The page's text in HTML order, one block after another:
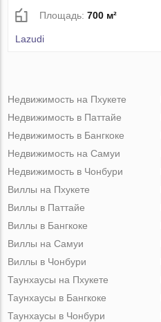
Площадь:700 м²
Lazudi
Недвижимость на Пхукете
Недвижимость в Паттайе
Недвижимость в Бангкоке
Недвижимость на Самуи
Недвижимость в Чонбури
Виллы на Пхукете
Виллы в Паттайе
Виллы в Бангкоке
Виллы на Самуи
Виллы в Чонбури
Таунхаусы на Пхукете
Таунхаусы в Бангкоке
Таунхаусы в Чонбури